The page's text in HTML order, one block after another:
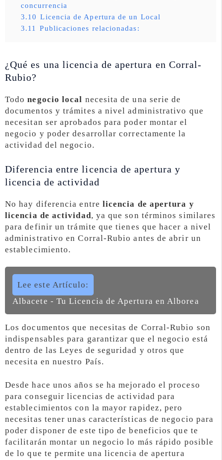
concurrencia
3.10 Licencia de Apertura de un Local
3.11
Publicaciones relacionadas:
¿Qué es una licencia de apertura en Corral-
Rubio?
Todonegocio local necesita de una serie de
documentos y trámites a nivel administrativo que
necesitan ser aprobados para poder montar el
negocio y poder desarrollar correctamente la
actividad del negocio.
Diferencia entre licencia de apertura y
licencia de actividad
No hay diferencia entre licencia de apertura y
licencia de actividad, ya que son términos similares
para definir un trámite que tienes que hacer a nivel
administrativo en Corral-Rubio antes de abrir un
establecimiento.
Lee este Artículo:
Albacete - Tu Licencia de Apertura en Alborea
Los documentos que necesitas de Corral-Rubio son
indispensables para garantizar que el negocio está
dentro de las Leyes de seguridad y otros que
necesita en nuestro País.
Desde hace unos años se ha mejorado el proceso
para conseguir licencias de actividad para
establecimientos con la mayor rapidez, pero
necesitas tener unas características de negocio para
poder disponer de este tipo de beneficios que te
facilitarán montar un negocio lo más rápido posible
de lo que te permite una licencia de apertura